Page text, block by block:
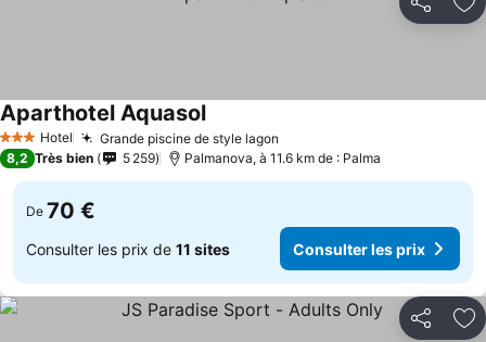
Partager
3 ÉtoilesHotel Grande piscine de style lagon
Aparthotel Aquasol
8,2 Très bien 5 259 Palmanova, à 11.6 km de : Palma
De 70 €
Consulter les prix de 11 sites Consulter les prix
Partager